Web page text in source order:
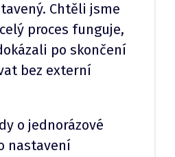
Chtěli jsme
proces funguje,
po skončení
bez externí
o jednorázové
nastavení